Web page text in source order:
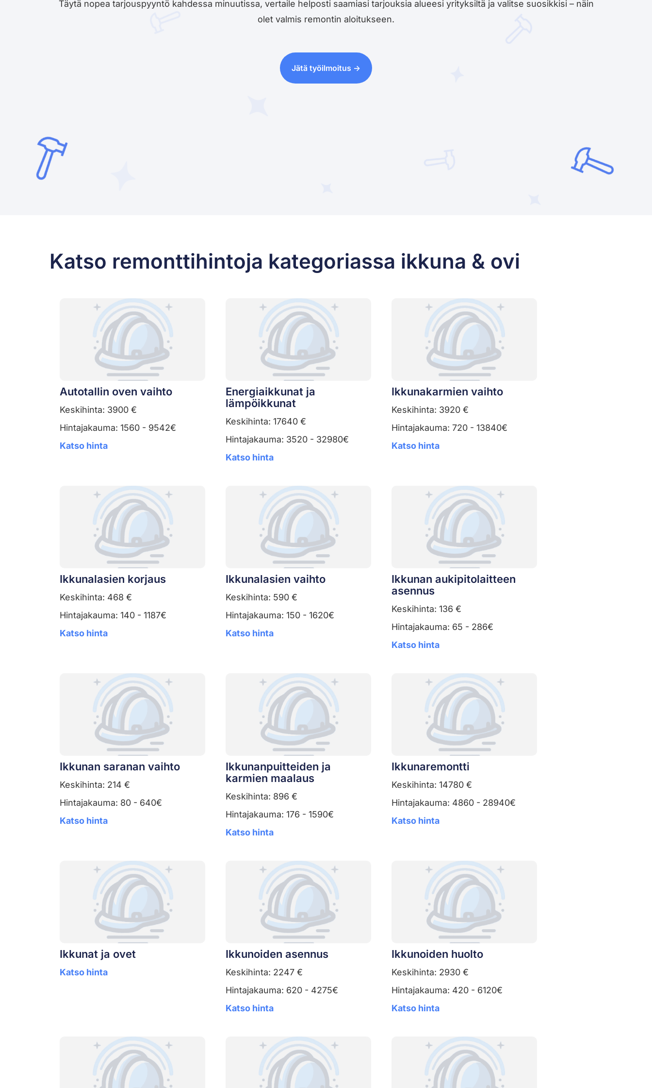
Täytä nopea tarjouspyyntö kahdessa minuutissa, vertaile helposti saamiasi tarjouksia alueesi yrityksiltä ja valitse suosikkisi – näin
olet valmis remontin aloitukseen.
Jätä työilmoitus ->
Katso remonttihintoja kategoriassa ikkuna & ovi
Autotallin oven vaihto
Keskihinta: 3900 €
Hintajakauma: 1560 - 9542€
Katso hinta
Energiaikkunat ja
lämpöikkunat
Keskihinta: 17640 €
Hintajakauma: 3520 - 32980€
Katso hinta
Ikkunakarmien vaihto
Keskihinta: 3920 €
Hintajakauma: 720 - 13840€
Katso hinta
Ikkunalasien korjaus
Keskihinta: 468 €
Hintajakauma: 140 - 1187€
Katso hinta
Ikkunalasien vaihto
Keskihinta: 590 €
Hintajakauma: 150 - 1620€
Katso hinta
Ikkunan aukipitolaitteen
asennus
Keskihinta: 136 €
Hintajakauma: 65 - 286€
Katso hinta
Ikkunan saranan vaihto
Keskihinta: 214 €
Hintajakauma: 80 - 640€
Katso hinta
Ikkunanpuitteiden ja
karmien maalaus
Keskihinta: 896 €
Hintajakauma: 176 - 1590€
Katso hinta
Ikkunaremontti
Keskihinta: 14780 €
Hintajakauma: 4860 - 28940€
Katso hinta
Ikkunat ja ovet
Katso hinta
Ikkunoiden asennus
Keskihinta: 2247 €
Hintajakauma: 620 - 4275€
Katso hinta
Ikkunoiden huolto
Keskihinta: 2930 €
Hintajakauma: 420 - 6120€
Katso hinta